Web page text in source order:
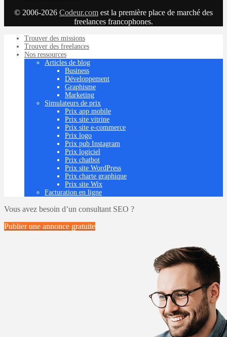
© 2006-2026 Codeur.com est la première place de marché des
freelances francophones.
Trouver des missions
Trouver des freelances
Nos ressources
Articles de blog
Business
Développement
Graphisme
Marketing
Simulateurs de prix
Prix app mobile
Prix site vitrine
Prix site e-commerce
Prix logo
Prix pub Instagram
Prix logiciel
Prix chatbot
Prix site WordPress
Prix charte graphique
Prix site Wix
Facturation en ligne
Vous avez besoin d’un consultant SEO ?
Publier une annonce gratuite